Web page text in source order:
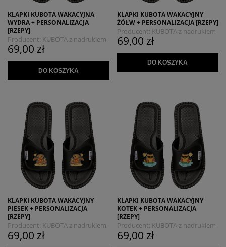
KLAPKI KUBOTA WAKACYJNA
WYDRA + PERSONALIZACJA
[RZEPY]
Producent: KUBOTA z nadrukiem
MYSZOJELEŃ
69,00 zł
DO KOSZYKA
KLAPKI KUBOTA WAKACYJNY
ŻÓŁW + PERSONALIZACJA [RZEPY]
Producent: KUBOTA z nadrukiem
MYSZOJELEŃ
69,00 zł
DO KOSZYKA
KLAPKI KUBOTA WAKACYJNY
PIESEK + PERSONALIZACJA
[RZEPY]
Producent: KUBOTA z nadrukiem
MYSZOJELEŃ
69,00 zł
KLAPKI KUBOTA WAKACYJNY
KOTEK + PERSONALIZACJA
[RZEPY]
Producent: KUBOTA z nadrukiem
MYSZOJELEŃ
69,00 zł